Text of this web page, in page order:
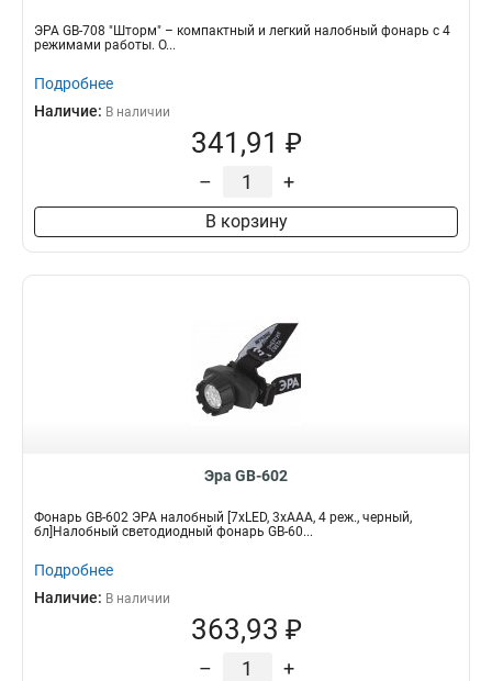
ЭРА GB-708 "Шторм" – компактный и легкий налобный фонарь с 4
режимами работы. О...
Подробнее
Наличие: В наличии
341,91 ₽
– +
В корзину
Эра GB-602
Фонарь GB-602 ЭРА налобный [7xLED, 3xAAA, 4 реж., черный,
бл]Налобный светодиодный фонарь GB-60...
Подробнее
Наличие: В наличии
363,93 ₽
– +